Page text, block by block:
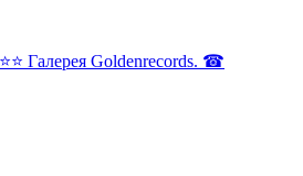
Галерея Goldenrecords. ☎